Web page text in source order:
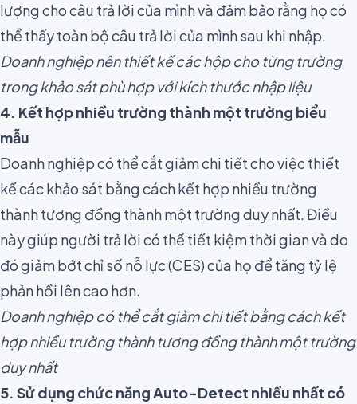
lượng cho câu trả lời của mình và đảm bảo rằng họ có
thể thấy toàn bộ câu trả lời của mình sau khi nhập.
Doanh nghiệp nên thiết kế các hộp cho từng trường
trong khảo sát phù hợp với kích thước nhập liệu
4. Kết hợp nhiều trường thành một trường biểu
mẫu
Doanh nghiệp có thể cắt giảm chi tiết cho việc thiết
kế các khảo sát bằng cách kết hợp nhiều trường
thành tương đồng thành một trường duy nhất. Điều
này giúp người trả lời có thể tiết kiệm thời gian và do
đó giảm bớt chỉ số nỗ lực (CES) của họ để tăng tỷ lệ
phản hồi lên cao hơn.
Doanh nghiệp có thể cắt giảm chi tiết bằng cách kết
hợp nhiều trường thành tương đồng thành một trường
duy nhất
5. Sử dụng chức năng Auto-Detect nhiều nhất có